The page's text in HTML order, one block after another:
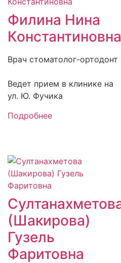
Филина Нина
Константиновна
Врач стоматолог-ортодонт
Ведет прием в клинике на
ул. Ю. Фучика
Подробнее
(Шакирова)
Гузель
Фаритовна